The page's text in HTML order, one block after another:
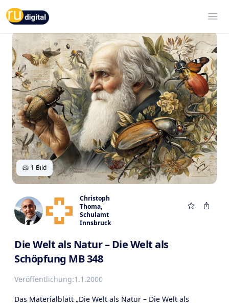
RU-digital
1 Bild
Christoph
Thoma,
Schulamt
Innsbruck
Die Welt als Natur – Die Welt als
Schöpfung MB 348
Veröffentlichung:1.1.2000
Das Materialblatt „Die Welt als Natur – Die Welt als